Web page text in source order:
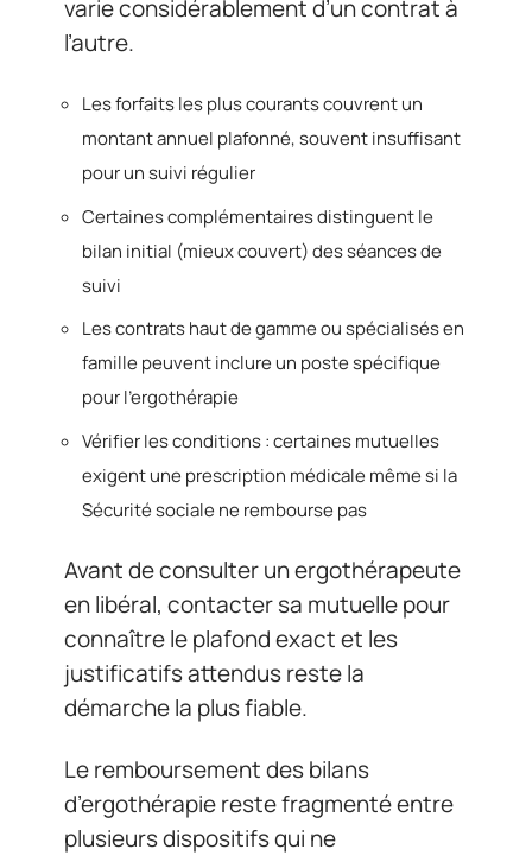
varie considérablement d’un contrat à
l’autre.
Les forfaits les plus courants couvrent un
montant annuel plafonné, souvent insuffisant
pour un suivi régulier
Certaines complémentaires distinguent le
bilan initial (mieux couvert) des séances de
suivi
Les contrats haut de gamme ou spécialisés en
famille peuvent inclure un poste spécifique
pour l’ergothérapie
Vérifier les conditions : certaines mutuelles
exigent une prescription médicale même si la
Sécurité sociale ne rembourse pas
Avant de consulter un ergothérapeute
en libéral, contacter sa mutuelle pour
connaître le plafond exact et les
justificatifs attendus reste la
démarche la plus fiable.
Le remboursement des bilans
d’ergothérapie reste fragmenté entre
plusieurs dispositifs qui ne